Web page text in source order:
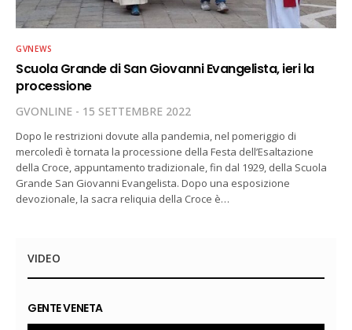
GVNEWS
Scuola Grande di San Giovanni Evangelista, ieri la
processione
GVONLINE 15 SETTEMBRE 2022
Dopo le restrizioni dovute alla pandemia, nel pomeriggio di
mercoledì è tornata la processione della Festa dell’Esaltazione
della Croce, appuntamento tradizionale, fin dal 1929, della Scuola
Grande San Giovanni Evangelista. Dopo una esposizione
devozionale, la sacra reliquia della Croce è…
VIDEO
GENTE VENETA